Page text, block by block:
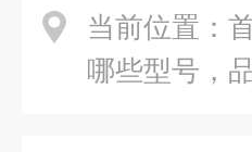
当前位置：
哪些型号，